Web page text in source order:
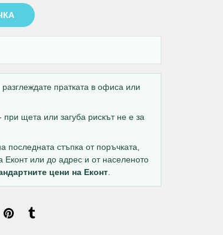
пратката в офиса или
при щета или загуба рискът не е за
последната стъпка от поръчката,
или до адрес и от населеното
цени на Еконт